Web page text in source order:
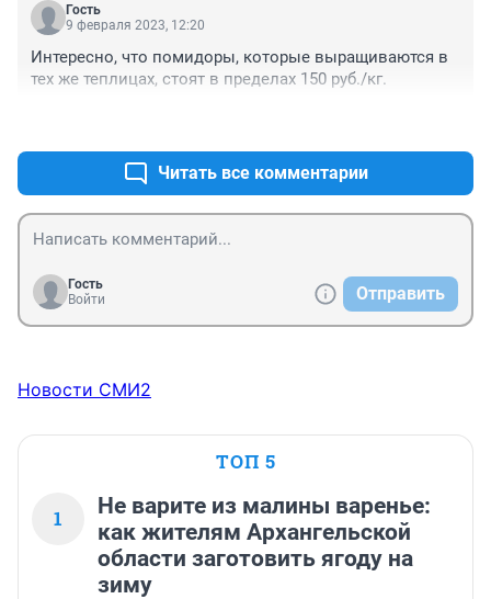
Гость
9 февраля 2023, 12:20
Интересно, что помидоры, которые выращиваются в
тех же теплицах, стоят в пределах 150 руб./кг.
Читать все комментарии
Гость
Войти
Отправить
Новости СМИ2
ТОП 5
1
Не варите из малины варенье:
как жителям Архангельской
области заготовить ягоду на
зиму